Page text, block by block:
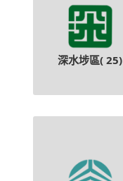
深水埗區( 25)